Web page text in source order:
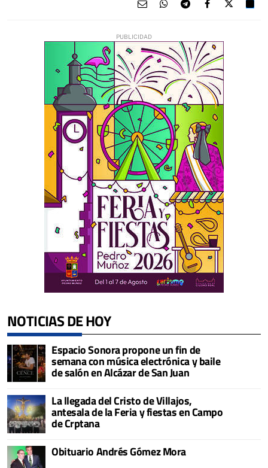
NOTICIAS DE HOY
Espacio Sonora propone un fin de
semana con música electrónica y baile
de salón en Alcázar de San Juan
La llegada del Cristo de Villajos,
antesala de la Feria y fiestas en Campo
de Crptana
Obituario Andrés Gómez Mora